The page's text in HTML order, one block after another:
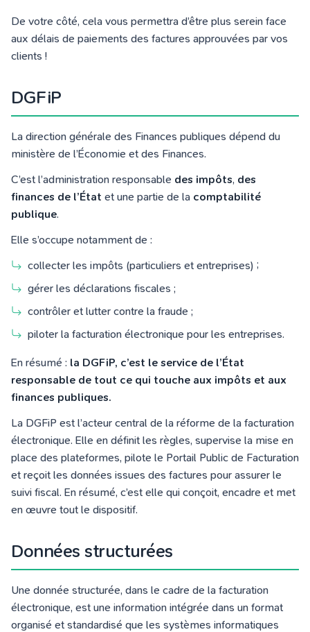
De votre côté, cela vous permettra d’être plus serein face
aux délais de paiements des factures approuvées par vos
clients !
DGFiP
La direction générale des Finances publiques dépend du
ministère de l’Économie et des Finances.
C’est l’administration responsable des impôts, des
finances de l’État et une partie de la comptabilité
publique.
Elle s’occupe notamment de :
collecter les impôts (particuliers et entreprises) ;
gérer les déclarations fiscales ;
contrôler et lutter contre la fraude ;
piloter la facturation électronique pour les entreprises.
En résumé : la DGFiP, c’est le service de l’État
responsable de tout ce qui touche aux impôts et aux
finances publiques.
La DGFiP est l’acteur central de la réforme de la facturation
électronique. Elle en définit les règles, supervise la mise en
place des plateformes, pilote le Portail Public de Facturation
et reçoit les données issues des factures pour assurer le
suivi fiscal. En résumé, c’est elle qui conçoit, encadre et met
en œuvre tout le dispositif.
Données structurées
Une donnée structurée, dans le cadre de la facturation
électronique, est une information intégrée dans un format
organisé et standardisé que les systèmes informatiques